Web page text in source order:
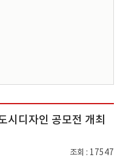
시디자인 공모전 개최
조회 17547